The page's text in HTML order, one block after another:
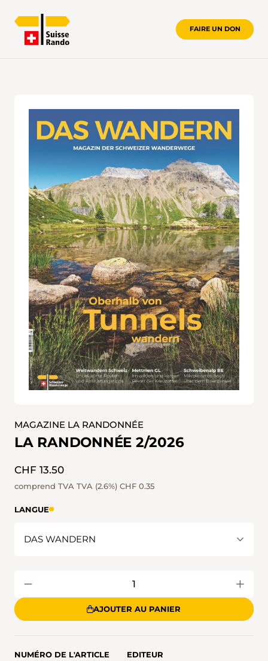
FAIRE UN DON
MAGAZINE LA RANDONNÉE
LA RANDONNÉE 2/2026
CHF 13.50
comprend TVA TVA (2.6%) CHF 0.35
LANGUE
AJOUTER AU PANIER
NUMÉRO DE L'ARTICLE EDITEUR